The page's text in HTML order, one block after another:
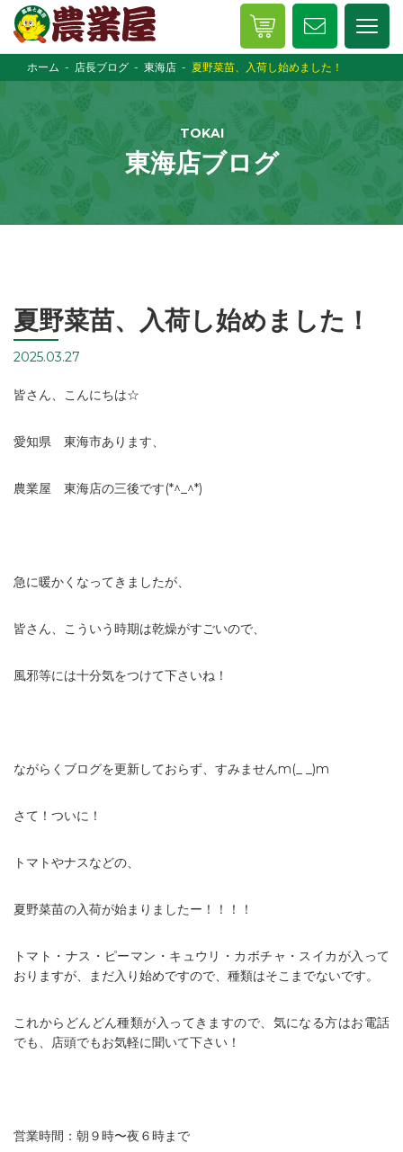
ホーム 店長ブログ 東海店 夏野菜苗、入荷し始めました！
TOKAI
東海店ブログ
夏野菜苗、入荷し始めました！
2025.03.27
皆さん、こんにちは☆
愛知県 東海市あります、
農業屋 東海店の三後です(*^_^*)
急に暖かくなってきましたが、
皆さん、こういう時期は乾燥がすごいので、
風邪等には十分気をつけて下さいね！
ながらくブログを更新しておらず、すみませんm(_ _)m
さて！ついに！
トマトやナスなどの、
夏野菜苗の入荷が始まりましたー！！！！
トマト・ナス・ピーマン・キュウリ・カボチャ・スイカが入って
おりますが、まだ入り始めですので、種類はそこまでないです。
これからどんどん種類が入ってきますので、気になる方はお電話
でも、店頭でもお気軽に聞いて下さい！
営業時間：朝９時〜夜６時まで